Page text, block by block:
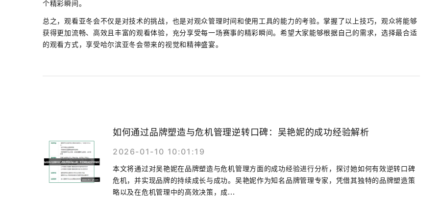
个精彩瞬间。
总之，观看亚冬会不仅是对技术的挑战，也是对观众管理时间和使用工具的能力的考验。掌握了以上技巧，观众将能够
获得更加流畅、高效且丰富的观看体验，充分享受每一场赛事的精彩瞬间。希望大家能够根据自己的需求，选择最合适
的观看方式，享受哈尔滨亚冬会带来的视觉和精神盛宴。
如何通过品牌塑造与危机管理逆转口碑：吴艳妮的成功经验解析
2026-01-10 10:01:19
本文将通过对吴艳妮在品牌塑造与危机管理方面的成功经验进行分析，探讨她如何有效逆转口碑
危机，并实现品牌的持续成长与成功。吴艳妮作为知名品牌管理专家，凭借其独特的品牌塑造策
略以及在危机管理中的高效决策，成...